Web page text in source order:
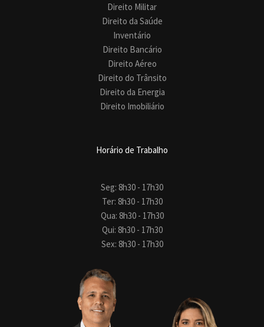
Direito Militar
Direito da Saúde
Inventário
Direito Bancário
Direito Aéreo
Direito do Trânsito
Direito da Energia
Direito Imobiliário
Horário de Trabalho
Seg: 8h30 - 17h30
Ter: 8h30 - 17h30
Qua: 8h30 - 17h30
Qui: 8h30 - 17h30
Sex: 8h30 - 17h30